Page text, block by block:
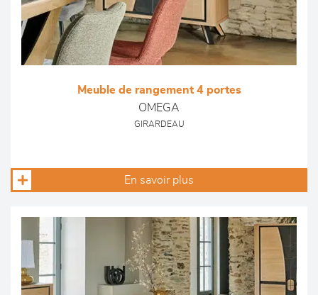
Meuble de rangement 4 portes
OMEGA
GIRARDEAU
En savoir plus